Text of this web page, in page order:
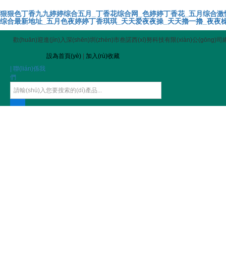
狠狠色丁香九九婷婷综合五月_丁香花综合网_色婷婷丁香花_五月综合
综合最新地址_五月色夜婷婷丁香琪琪_天天爱夜夜操_天天擼一擼_夜
歡(huān)迎進(jìn)入深(shēn)圳(zhèn)市叁諾西(xī)努科技有限(xiàn)公(gōng)
設為首頁(yè)
加入(rù)收藏
| 聯(lián)係我
們